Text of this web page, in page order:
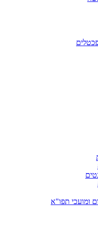
ומועכי תפו"א